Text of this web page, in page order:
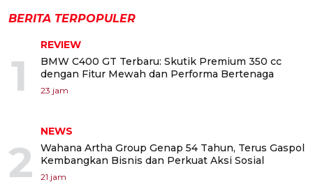
BERITA TERPOPULER
1
REVIEW
BMW C400 GT Terbaru: Skutik Premium 350 cc
dengan Fitur Mewah dan Performa Bertenaga
23 jam
2
NEWS
Wahana Artha Group Genap 54 Tahun, Terus Gaspol
Kembangkan Bisnis dan Perkuat Aksi Sosial
21 jam